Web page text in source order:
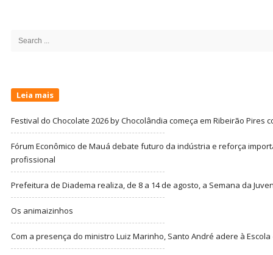
Leia mais
Festival do Chocolate 2026 by Chocolândia começa em Ribeirão Pires
Fórum Econômico de Mauá debate futuro da indústria e reforça
profissional
Prefeitura de Diadema realiza, de 8 a 14 de agosto, a Semana da
Os animaizinhos
Com a presença do ministro Luiz Marinho, Santo André adere à